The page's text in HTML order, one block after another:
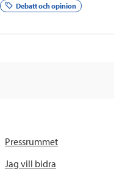
Debatt och opinion
Pressrummet
Jag vill bidra